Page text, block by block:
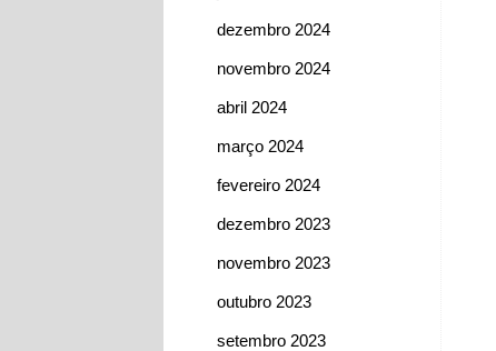
dezembro 2024
novembro 2024
abril 2024
março 2024
fevereiro 2024
dezembro 2023
novembro 2023
outubro 2023
setembro 2023